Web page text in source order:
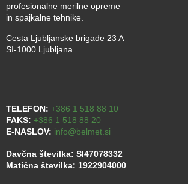
profesionalne merilne opreme
in spajkalne tehnike.
Cesta Ljubljanske brigade 23 A
SI-1000 Ljubljana
TELEFON: +386 1 518 88 10
FAKS: +386 1 518 88 20
E-NASLOV: info@belmet.si
Davčna številka: SI47078332
Matična številka: 1922904000